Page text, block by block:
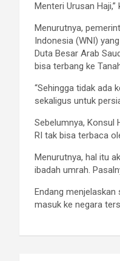
Menteri Urusan
Menurutnya,
Indonesia (WNI)
Duta Besar Arab
bisa terbang ke
“Sehingga tidak ada
sekaligus untuk
Sebelumnya, Konsul
RI tak bisa terbaca
Menurutnya, hal itu
ibadah umrah.
Endang
masuk ke negara